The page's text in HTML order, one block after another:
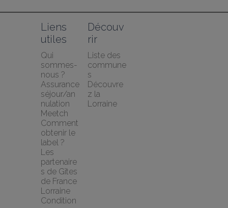
Liens
utiles
Qui
sommes-
nous ?
Assurance
séjour/an
nulation
Meetch
Comment
obtenir le
label ?
Les
partenaire
s de Gîtes
de France
Lorraine
Condition
Découv
rir
Liste des
commune
s
Découvre
z la
Lorraine